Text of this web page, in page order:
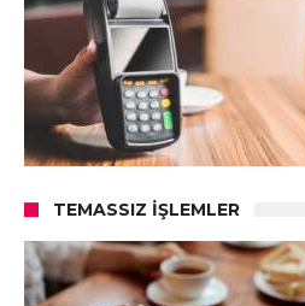
TEMASSIZ İŞLEMLER